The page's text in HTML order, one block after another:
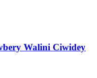
Walini Ciwidey